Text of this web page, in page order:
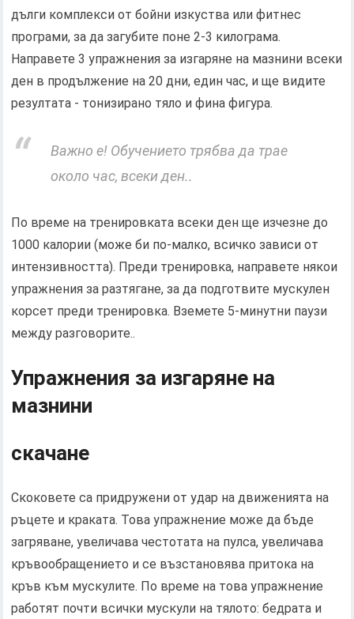
дълги комплекси от бойни изкуства или фитнес
програми, за да загубите поне 2-3 килограма.
Направете 3 упражнения за изгаряне на мазнини всеки
ден в продължение на 20 дни, един час, и ще видите
резултата - тонизирано тяло и фина фигура.
Важно е! Обучението трябва да трае
около час, всеки ден..
По време на тренировката всеки ден ще изчезне до
1000 калории (може би по-малко, всичко зависи от
интензивността). Преди тренировка, направете някои
упражнения за разтягане, за да подготвите мускулен
корсет преди тренировка. Вземете 5-минутни паузи
между разговорите..
Упражнения за изгаряне на
мазнини
скачане
Скоковете са придружени от удар на движенията на
ръцете и краката. Това упражнение може да бъде
загряване, увеличава честотата на пулса, увеличава
кръвообращението и се възстановява притока на
кръв към мускулите. По време на това упражнение
работят почти всички мускули на тялото: бедрата и